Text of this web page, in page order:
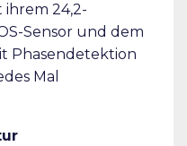
24,2-
Sensor und dem
Phasendetektion
Mal